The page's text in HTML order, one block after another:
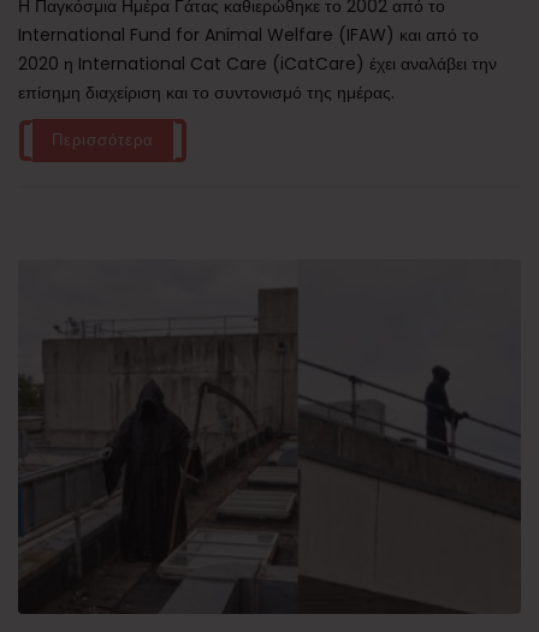
Η Παγκόσμια Ημέρα Γάτας καθιερώθηκε το 2002 από το
International Fund for Animal Welfare (IFAW) και από το
2020 η International Cat Care (iCatCare) έχει αναλάβει την
επίσημη διαχείριση και το συντονισμό της ημέρας.
Περισσότερα